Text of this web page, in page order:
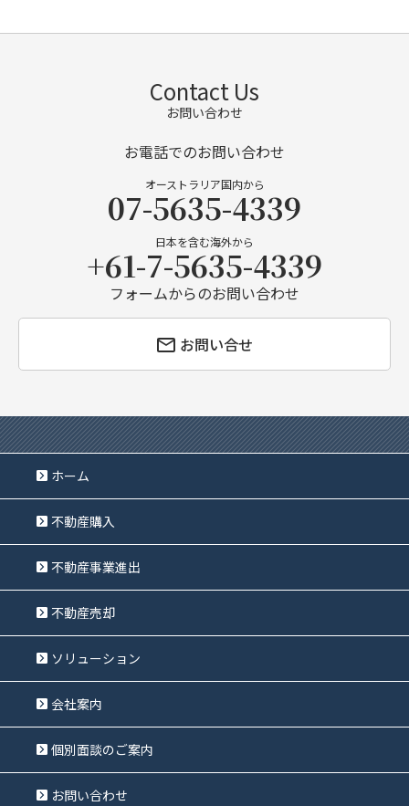
Contact Us
お問い合わせ
お電話でのお問い合わせ
オーストラリア国内から
07-5635-4339
日本を含む海外から
+61-7-5635-4339
フォームからのお問い合わせ
お問い合せ
ホーム
不動産購入
不動産事業進出
不動産売却
ソリューション
会社案内
個別面談のご案内
お問い合わせ